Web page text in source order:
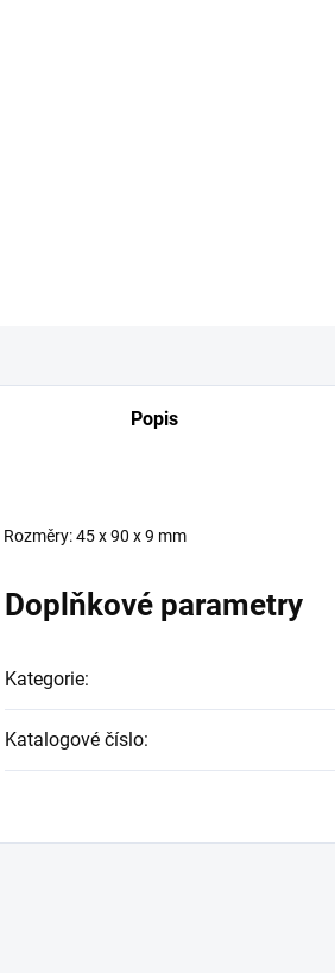
Popis
Rozměry: 45 x 90 x 9 mm
Doplňkové parametry
Kategorie:
Katalogové číslo: